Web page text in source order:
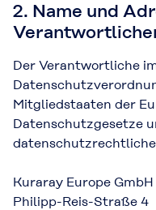
2. Name und
Der Verantwortliche
Mitgliedstaaten der
Datenschutzgesetze
Kuraray Europe GmbH
Philipp-Reis-Straße 4